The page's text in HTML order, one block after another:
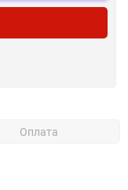
Оплата